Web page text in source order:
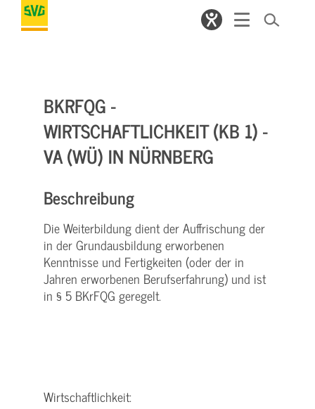
BKRFQG -
WIRTSCHAFTLICHKEIT (KB 1) -
VA (WÜ) IN NÜRNBERG
Beschreibung
Die Weiterbildung dient der Auffrischung der
in der Grundausbildung erworbenen
Kenntnisse und Fertigkeiten (oder der in
Jahren erworbenen Berufserfahrung) und ist
in § 5 BKrFQG geregelt.
Wirtschaftlichkeit: